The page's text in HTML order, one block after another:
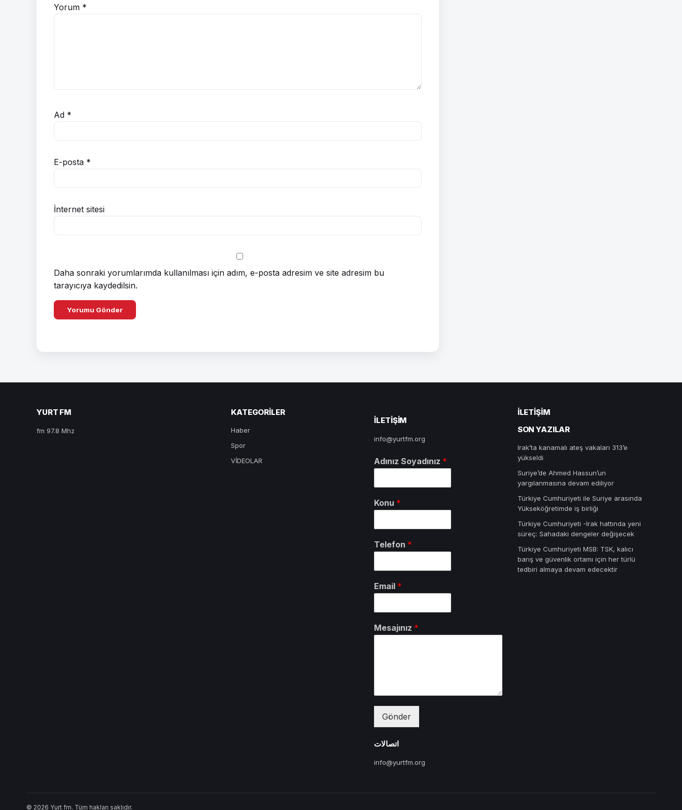
Yorum *
Ad *
E-posta *
İnternet sitesi
Daha sonraki yorumlarımda kullanılması için adım, e-posta adresim ve site adresim bu
tarayıcıya kaydedilsin.
YURT FM
fm 97.8 Mhz
KATEGORILER
Haber
Spor
VİDEOLAR
ILETIŞIM
info@yurtfm.org
Adınız Soyadınız *
Konu *
Telefon *
Email *
Mesajınız *
Gönder
اتصالات
info@yurtfm.org
İLETIŞIM
SON YAZILAR
Irak’ta kanamalı ateş vakaları 313’e
yükseldi
Suriye’de Ahmed Hassun’un
yargılanmasına devam ediliyor
Türkiye Cumhuriyeti ile Suriye arasında
Yükseköğretimde iş birliği
Türkiye Cumhuriyeti -Irak hattında yeni
süreç: Sahadaki dengeler değişecek
Türkiye Cumhuriyeti MSB: TSK, kalıcı
barış ve güvenlik ortamı için her türlü
tedbiri almaya devam edecektir
© 2026 Yurt fm. Tüm hakları saklıdır.